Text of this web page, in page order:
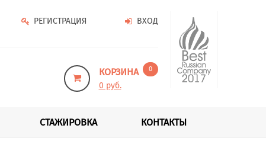
ВХОД
РЕГИСТРАЦИЯ
КОРЗИНА 0
0 руб.
СТАЖИРОВКА КОНТАКТЫ